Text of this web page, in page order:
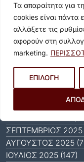
Τα απαραίτητα για
cookies είναι πάντα
αλλάξετε τις
αφορούν στη
marketing.
ΕΠΙΛΟΓΗ
ΙΟΎΛΙΟΣ 2026 (55)
ΙΟΎΝΙΟΣ 2026 (46)
ΜΆΙΟΣ 2026 (59)
ΑΠΡΊΛΙΟΣ 2026 (40)
ΜΆΡΤΙΟΣ 2026 (51)
ΦΕΒΡΟΥΆΡΙΟΣ
ΙΑΝΟΥΆΡΙΟΣ 2026
ΝΟΈΜΒΡΙΟΣ 2025
ΣΕΠΤΈΜΒΡΙΟΣ 2025
ΑΎΓΟΥΣΤΟΣ 2025
ΙΟΎΛΙΟΣ 2025 (147)